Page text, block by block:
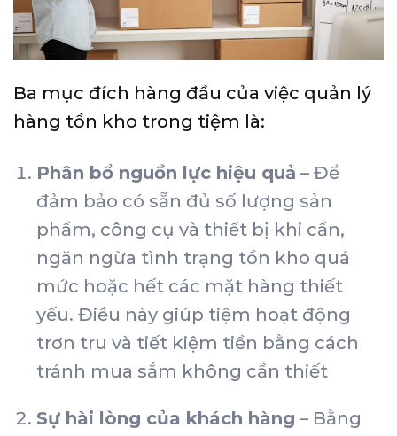
Ba mục đích hàng đầu của việc quản lý
hàng tồn kho trong tiệm là:
Phân bổ nguồn lực hiệu quả – Để
đảm bảo có sẵn đủ số lượng sản
phẩm, công cụ và thiết bị khi cần,
ngăn ngừa tình trạng tồn kho quá
mức hoặc hết các mặt hàng thiết
yếu. Điều này giúp tiệm hoạt động
trơn tru và tiết kiệm tiền bằng cách
tránh mua sắm không cần thiết
Sự hài lòng của khách hàng – Bằng